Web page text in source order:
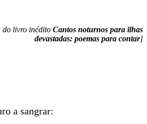
do livro inédito Cantos noturnos para ilhas
devastadas: poemas para contar]
a sangrar: